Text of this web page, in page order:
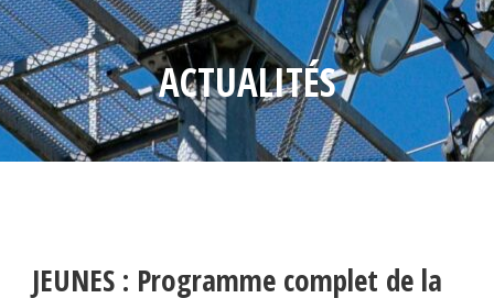
ACTUALITÉS
JEUNES : Programme complet de la